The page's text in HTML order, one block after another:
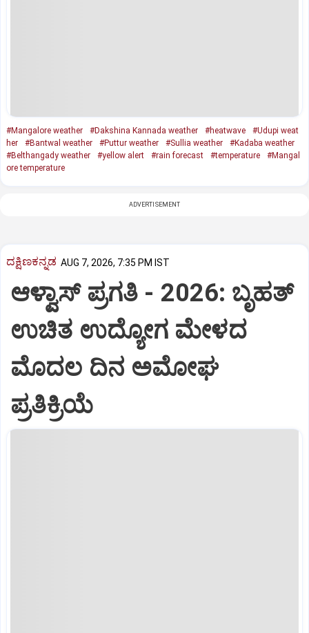
#Mangalore weather #Dakshina Kannada weather #heatwave
#Udupi weat
her
#Bantwal weather #Puttur weather #Sullia weather
#Kadaba weather
#Belthangady weather
#yellow alert #rain forecast #temperature
#Mangal
ore temperature
ADVERTISEMENT
ದಕ್ಷಿಣಕನ್ನಡ AUG 7, 2026, 7:35 PM IST
ಆಳ್ವಾಸ್‌ ಪ್ರಗತಿ - 2026: ಬೃಹತ್
ಉಚಿತ ಉದ್ಯೋಗ ಮೇಳದ
ಮೊದಲ ದಿನ ಅಮೋಘ
ಪ್ರತಿಕ್ರಿಯೆ